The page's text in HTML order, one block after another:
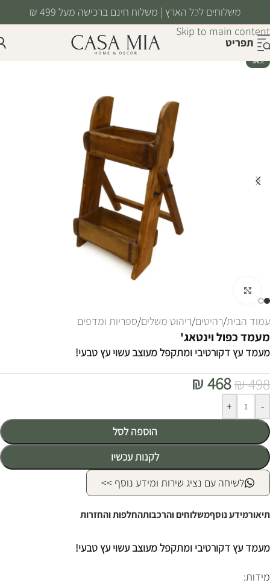
Skip to navigation
Skip to main content
משלוחים לכל הארץ | משלוח חינם ברכישה מעל 499 ₪
תפריט
SALE
עמוד הבית/רהיטים/ריהוט משלים/ספריות ומדפים
מעמד כפול וינטאג'
מעמד עץ דקורטיבי ומתקפל מעוצב עשוי עץ טבעי!
₪498
₪468
-
+
הוספה לסל
לקנות עכשיו
Alternative:
לשיחה עם נציג שירות ומידע נוסף >>
תיאורמידע נוסףמשלוחים והרכבותהחלפות והחזרות
מעמד עץ דקורטיבי ומתקפל מעוצב עשוי עץ טבעי!
מידות: